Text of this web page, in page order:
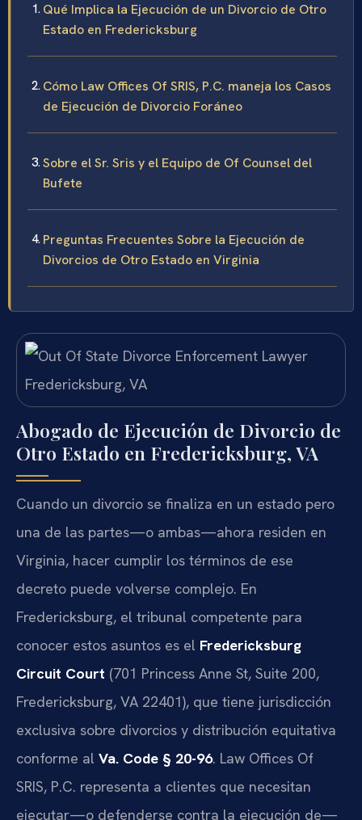
Qué Implica la Ejecución de un Divorcio de Otro
Estado en Fredericksburg
Cómo Law Offices Of SRIS, P.C. maneja los Casos
de Ejecución de Divorcio Foráneo
Sobre el Sr. Sris y el Equipo de Of Counsel del
Bufete
Preguntas Frecuentes Sobre la Ejecución de
Divorcios de Otro Estado en Virginia
Abogado de Ejecución de Divorcio de
Otro Estado en Fredericksburg, VA
Cuando un divorcio se finaliza en un estado pero
una de las partes—o ambas—ahora residen en
Virginia, hacer cumplir los términos de ese
decreto puede volverse complejo. En
Fredericksburg, el tribunal competente para
conocer estos asuntos es el Fredericksburg
Circuit Court (701 Princess Anne St, Suite 200,
Fredericksburg, VA 22401), que tiene jurisdicción
exclusiva sobre divorcios y distribución equitativa
conforme al Va. Code § 20-96. Law Offices Of
SRIS, P.C. representa a clientes que necesitan
ejecutar—o defenderse contra la ejecución de—